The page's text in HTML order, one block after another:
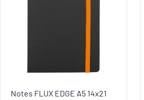
Notes FLUX EDGE A5 14x21